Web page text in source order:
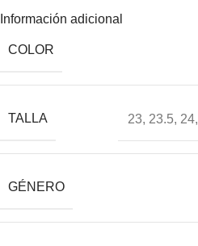
Información adicional
COLOR
TALLA 23, 23.5, 24,
GÉNERO